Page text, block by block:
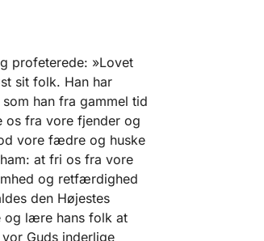
profeterede: »Lovet
sit folk. Han har
han fra gammel tid
os fra vore fjender og
vore fædre og huske
at fri os fra vore
og retfærdighed
den Højestes
og lære hans folk at
Guds inderlige